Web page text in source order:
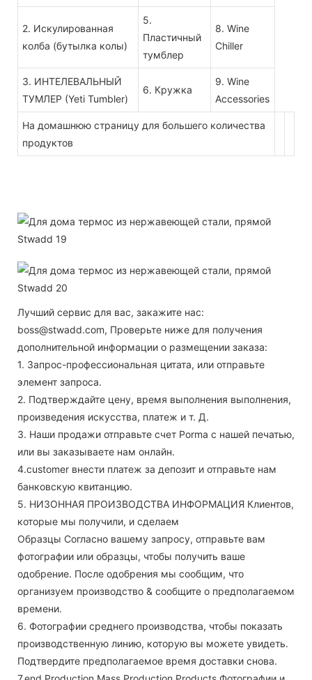
2. Искулированная
колба (бутылка колы)
5.
Пластичный
тумблер
8. Wine
Chiller
3. ИНТЕЛЕВАЛЬНЫЙ
ТУМЛЕР (Yeti Tumbler)
6. Кружка
9. Wine
Accessories
На домашнюю страницу для большего количества
продуктов
Лучший сервис для вас, закажите нас:
boss@stwadd.com, Проверьте ниже для получения
дополнительной информации о размещении заказа:
1. Запрос-профессиональная цитата, или отправьте
элемент запроса.
2. Подтверждайте цену, время выполнения выполнения,
произведения искусства, платеж и т. Д.
3. Наши продажи отправьте счет Porma с нашей печатью,
или вы заказываете нам онлайн.
4.customer внести платеж за депозит и отправьте нам
банковскую квитанцию.
5. НИЗОННАЯ ПРОИЗВОДСТВА ИНФОРМАЦИЯ Клиентов,
которые мы получили, и сделаем
Образцы Согласно вашему запросу, отправьте вам
фотографии или образцы, чтобы получить ваше
одобрение. После одобрения мы сообщим, что
организуем производство & сообщите о предполагаемом
времени.
6. Фотографии среднего производства, чтобы показать
производственную линию, которую вы можете увидеть.
Подтвердите предполагаемое время доставки снова.